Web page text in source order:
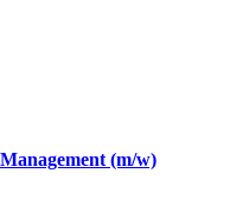
(m/w)